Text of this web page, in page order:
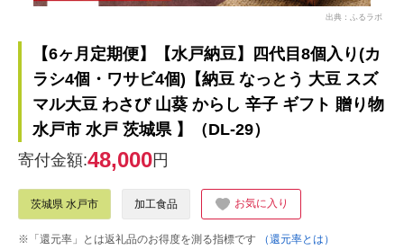
出典：ふるラボ
【6ヶ月定期便】【水戸納豆】四代目8個入り(カ
ラシ4個・ワサビ4個)【納豆 なっとう 大豆 スズ
マル大豆 わさび 山葵 からし 辛子 ギフト 贈り物
水戸市 水戸 茨城県 】（DL-29）
寄付金額:48,000円
茨城県 水戸市 加工食品 お気に入り
※「還元率」とは返礼品のお得度を測る指標です
（還元率とは）